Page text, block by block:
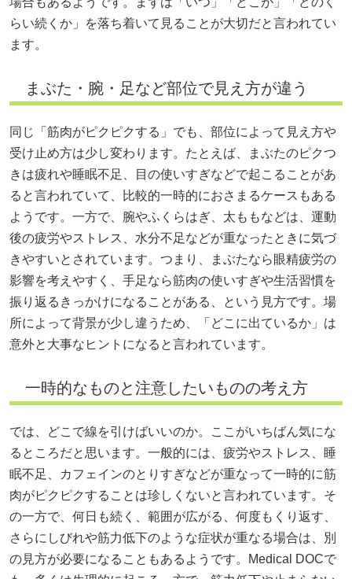
らい続くか」を落ち着いて見ることが大切だと言われてい
ます。
まぶた・腕・足など部位で見え方が違う
同じ「筋肉がピクピクする」でも、部位によって見え方や
受け止め方は少し変わります。たとえば、まぶたのピクつ
きは疲れや睡眠不足、目の使いすぎなどで起こることがあ
ると言われていて、比較的一時的におさまるケースもある
ようです。一方で、腕やふくらはぎ、太ももなどは、運動
後の疲労やストレス、水分不足などが重なったときに気づ
きやすいとされています。つまり、まぶたなら眼精疲労の
影響を考えやすく、手足なら筋肉の使いすぎや生活習慣を
振り返るきっかけになることがある、という見方です。場
所によって背景が少し違うため、「どこに出ているか」は
意外と大事なヒントになると言われています。
一時的なものと注意したいものの考え方
では、どこで線を引けばいいのか。ここがいちばん気にな
るところだと思います。一般的には、疲労やストレス、睡
眠不足、カフェインのとりすぎなどが重なって一時的に筋
肉がピクピクすることは珍しくないと言われています。そ
の一方で、何日も続く、範囲が広がる、何度もくり返す、
さらにしびれや筋力低下のような症状が重なる場合は、別
の見方が必要になることもあるようです。Medical DOCで